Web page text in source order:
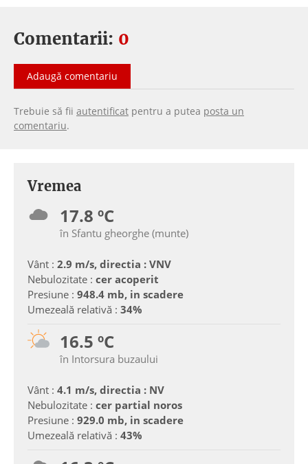
Comentarii: 0
Adaugă comentariu
Trebuie să fii autentificat pentru a putea posta un
comentariu.
Vremea
17.8 ºC
în Sfantu gheorghe (munte)
Vânt : 2.9 m/s, directia : VNV
Nebulozitate : cer acoperit
Presiune : 948.4 mb, in scadere
Umezeală relativă : 34%
16.5 ºC
în Intorsura buzaului
Vânt : 4.1 m/s, directia : NV
Nebulozitate : cer partial noros
Presiune : 929.0 mb, in scadere
Umezeală relativă : 43%